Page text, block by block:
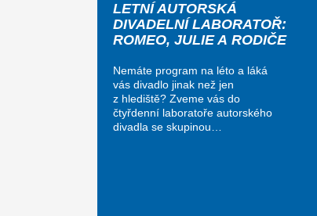
LETNÍ AUTORSKÁ
DIVADELNÍ LABORATOŘ:
ROMEO, JULIE A RODIČE
Nemáte program na léto a láká
vás divadlo jinak než jen
z hlediště? Zveme vás do
čtyřdenní laboratoře autorského
divadla se skupinou…